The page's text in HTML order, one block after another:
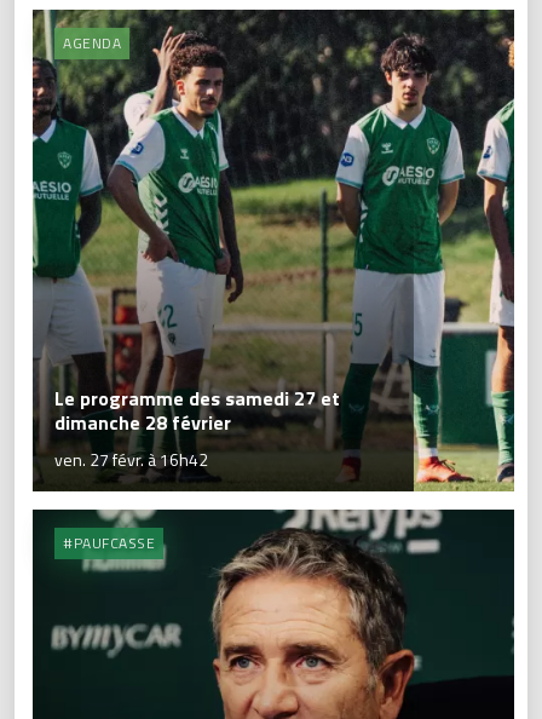
AGENDA
Le programme des samedi 27 et
dimanche 28 février
ven. 27 févr. à 16h42
#PAUFCASSE